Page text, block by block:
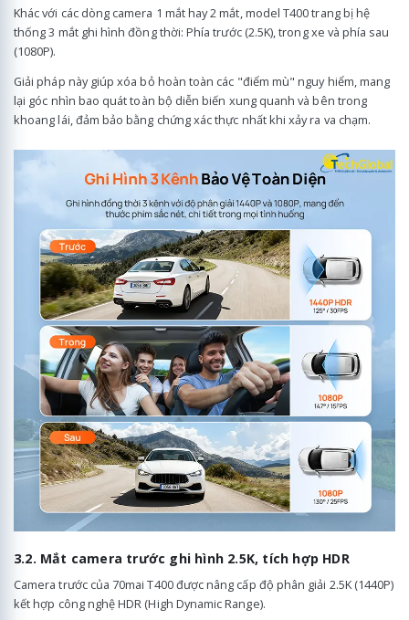
Khác với các dòng camera 1 mắt hay 2 mắt, model T400 trang bị hệ
thống 3 mắt ghi hình đồng thời: Phía trước (2.5K), trong xe và phía sau
(1080P).
Giải pháp này giúp xóa bỏ hoàn toàn các "điểm mù" nguy hiểm, mang
lại góc nhìn bao quát toàn bộ diễn biến xung quanh và bên trong
khoang lái, đảm bảo bằng chứng xác thực nhất khi xảy ra va chạm.
3.2. Mắt camera trước ghi hình 2.5K, tích hợp HDR
Camera trước của 70mai T400 được nâng cấp độ phân giải 2.5K (1440P)
kết hợp công nghệ HDR (High Dynamic Range).